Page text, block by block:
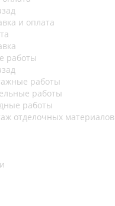
и оплата
работы
работы
работы
работы
отделочных материалов